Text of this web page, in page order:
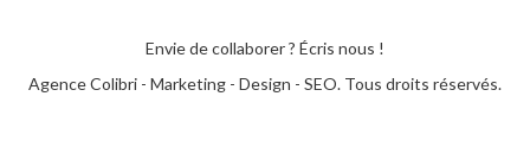
Envie de collaborer ? Écris nous !
Agence Colibri - Marketing - Design - SEO. Tous droits réservés.